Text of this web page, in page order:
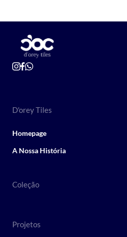
D'orey Tiles
Homepage
A Nossa História
Coleção
Projetos